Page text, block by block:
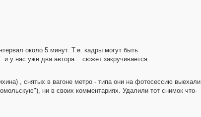
около 5 минут. Т.е. кадры могут быть
и у нас уже два автора... сюжет закручивается...
, снятых в вагоне метро - типа они на фотосессию выехали
ни в своих комментариях. Удалили тот снимок что-